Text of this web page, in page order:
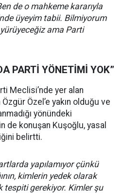
de o mahkeme kararıyla
üyeyim tabii. Bilmiyorum
ama Parti
PARTİ YÖNETİMİ YOK”
Meclisi’nde yer alan
Özel’e yakın olduğu ve
yönündeki
de konuşan Kuşoğlu, yasal
belirtti.
yapılamıyor çünkü
kimlerin yedek olarak
tespiti gerekiyor. Kimler şu